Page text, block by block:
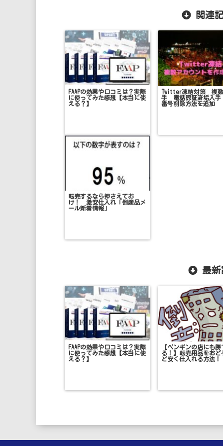
関連
FAAPの効果や口コミは？実際
に使ってみた感想【本当に使
える？】
Twitter凍結対策 複
手 電話認証済垢入
番号削除方法を追加
転売するなら押さえてお
け！ 激安仕入れ「倒産品メ
ール新着情報」
最
FAAPの効果や口コミは？実際
に使ってみた感想【本当に使
える？】
【ペンギンの店にも勝
る！】転売用品をおど
ど安く仕入れる方法！